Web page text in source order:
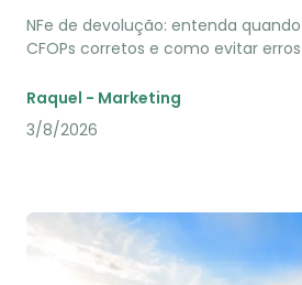
NFe de devolução: entenda
CFOPs corretos e como evitar
Raquel - Marketing
3/8/2026